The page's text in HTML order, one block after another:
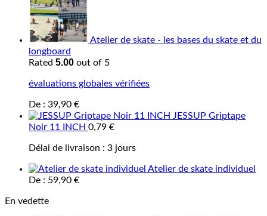
Atelier de skate - les bases du skate et du
longboard
Rated 5.00 out of 5
évaluations globales vérifiées
De : 39,90 €
JESSUP Griptape
Noir 11 INCH 0,79 €
Délai de livraison : 3 jours
Atelier de skate individuel
De : 59,90 €
En vedette